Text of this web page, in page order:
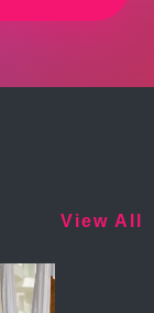
View All